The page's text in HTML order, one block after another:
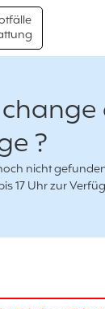
?
nicht
17 Uhr zur